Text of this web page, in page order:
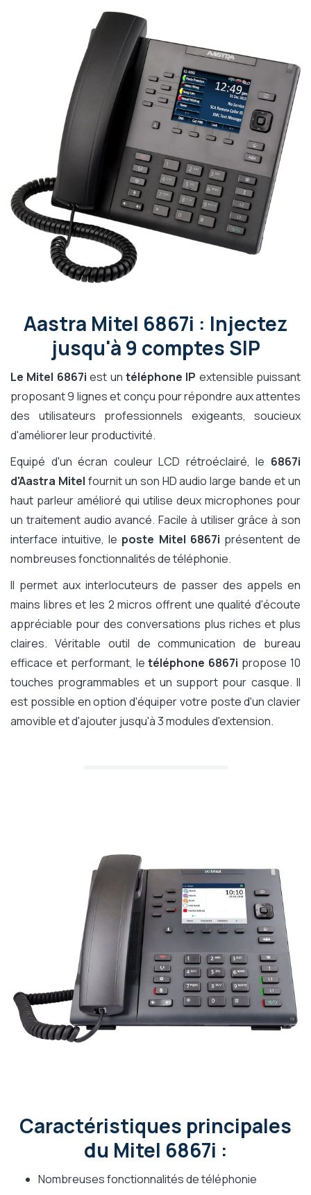
Aastra Mitel 6867i : Injectez
jusqu'à 9 comptes SIP
Le Mitel 6867iest un téléphone IP extensible puissant
proposant 9 lignes et conçu pour répondre aux attentes
des utilisateurs professionnels exigeants, soucieux
d'améliorer leur productivité.
Equipé d'un écran couleur LCD rétroéclairé, le 6867i
d'Aastra Mitel fournit un son HD audio large bande et un
haut parleur amélioré qui utilise deux microphones pour
un traitement audio avancé. Facile à utiliser grâce à son
interface intuitive, le poste Mitel 6867i présentent de
nombreuses fonctionnalités de téléphonie.
Il permet aux interlocuteurs de passer des appels en
mains libres et les 2 micros offrent une qualité d'écoute
appréciable pour des conversations plus riches et plus
claires. Véritable outil de communication de bureau
efficace et performant, letéléphone 6867i propose 10
touches programmables et un support pour casque. Il
est possible en option d'équiper votre poste d'un clavier
amovible et d'ajouter jusqu'à 3 modules d'extension.
Caractéristiques principales
du Mitel 6867i :
Nombreuses fonctionnalités de téléphonie